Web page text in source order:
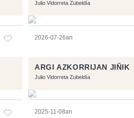
Julio Vidorreta Zubeldía
2026-07-26an
ARGI AZKORRIJAN JIÑIK
Julio Vidorreta Zubeldía
2025-11-08an